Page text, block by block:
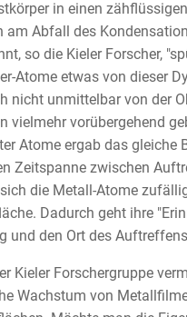
in einen
am Abfall des
so die Kieler Forscher,
Atome etwas von dieser
nicht unmittelbar von der
vielmehr vorübergehend
Atome ergab das gleiche
Zeitspanne zwischen
die Metall-Atome
Dadurch geht ihre
und den Ort des
Kieler Forschergruppe
Wachstum von